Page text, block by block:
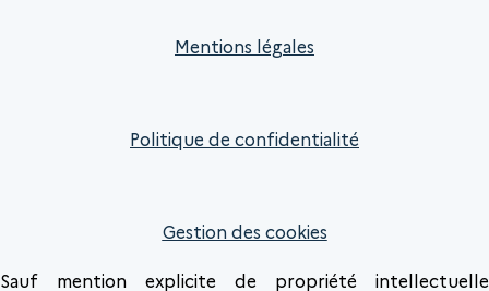
Mentions légales
Politique de confidentialité
Gestion des cookies
Sauf mention explicite de propriété intellectuelle